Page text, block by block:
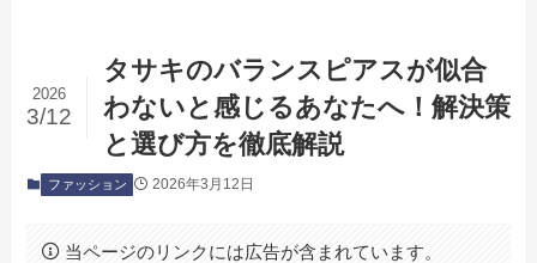
タサキのバランスピアスが似合
わないと感じるあなたへ！解決策
と選び方を徹底解説
2026
3/12
ファッション 2026年3月12日
当ページのリンクには広告が含まれています。